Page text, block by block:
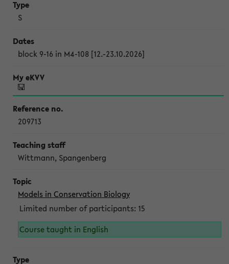
S
block 9-16 in M4-108 [12.-23.10.2026]
209713
Wittmann, Spangenberg
Models in Conservation Biology
Limited number of participants: 15
Course taught in English